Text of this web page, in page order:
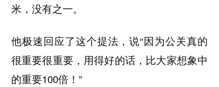
米，没有之一。
他极速回应了这个提法，说“因为公关真的
很重要很重要，用得好的话，比大家想象中
的重要100倍！”